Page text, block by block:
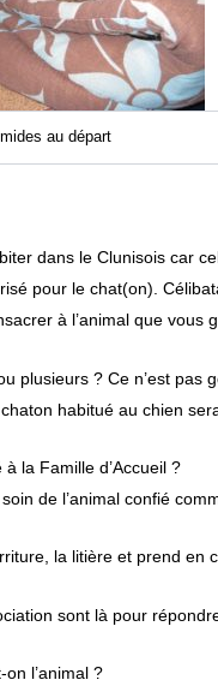
au départ
dans le Clunisois car
pour le chat(on).
à l’animal que vous
plusieurs ? Ce n’est
habitué au chien
la Famille d’Accueil ?
de l’animal confié
la litière et prend en
sont là pour
l’animal ?